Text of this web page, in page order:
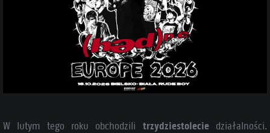
W lutym tego roku obchodzili trzydziestoleciedziałalności.